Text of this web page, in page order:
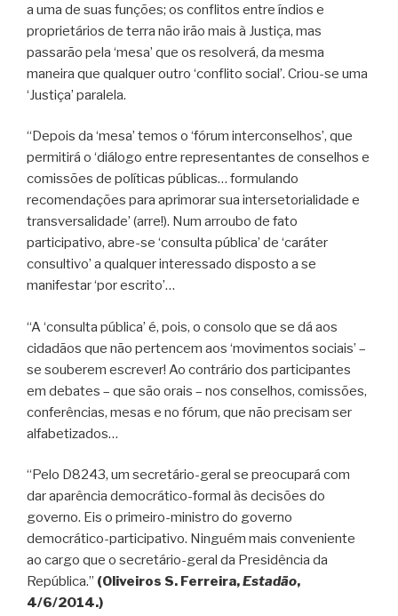
a uma de suas funções; os conflitos entre índios e
proprietários de terra não irão mais à Justiça, mas
passarão pela ‘mesa’ que os resolverá, da mesma
maneira que qualquer outro ‘conflito social’. Criou-se uma
‘Justiça’ paralela.
“Depois da ‘mesa’ temos o ‘fórum interconselhos’, que
permitirá o ‘diálogo entre representantes de conselhos e
comissões de políticas públicas… formulando
recomendações para aprimorar sua intersetorialidade e
transversalidade’ (arre!). Num arroubo de fato
participativo, abre-se ‘consulta pública’ de ‘caráter
consultivo’ a qualquer interessado disposto a se
manifestar ‘por escrito’…
“A ‘consulta pública’ é, pois, o consolo que se dá aos
cidadãos que não pertencem aos ‘movimentos sociais’ –
se souberem escrever! Ao contrário dos participantes
em debates – que são orais – nos conselhos, comissões,
conferências, mesas e no fórum, que não precisam ser
alfabetizados…
“Pelo D8243, um secretário-geral se preocupará com
dar aparência democrático-formal às decisões do
governo. Eis o primeiro-ministro do governo
democrático-participativo. Ninguém mais conveniente
ao cargo que o secretário-geral da Presidência da
República.” (Oliveiros S. Ferreira,Estadão,
4/6/2014.)